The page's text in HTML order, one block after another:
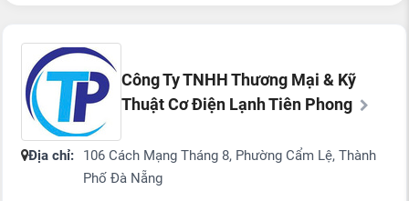
Công Ty TNHH Thương Mại & Kỹ
Thuật Cơ Điện Lạnh Tiên Phong
Địa chỉ:
106 Cách Mạng Tháng 8, Phường Cẩm Lệ, Thành
Phố Đà Nẵng